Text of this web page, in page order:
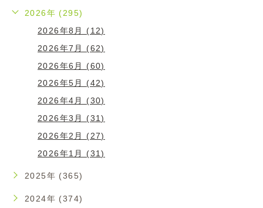
2026年 (295)
2026年8月 (12)
2026年7月 (62)
2026年6月 (60)
2026年5月 (42)
2026年4月 (30)
2026年3月 (31)
2026年2月 (27)
2026年1月 (31)
2025年 (365)
2024年 (374)